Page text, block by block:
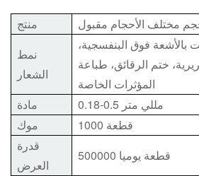
منتج
مختلف الأحجام مقبول
نمط
الشعار
فوق البنفسجية،
ختم الرقائق، طباعة
المؤثرات الخاصة
مادة
0.18-0.5 مللي متر
موك
1000 قطعة
قدرة
العرض
500000 قطعة يوميا